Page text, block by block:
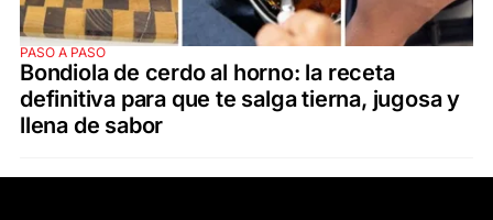
PASO A PASO
Bondiola de cerdo al horno: la receta
definitiva para que te salga tierna, jugosa y
llena de sabor